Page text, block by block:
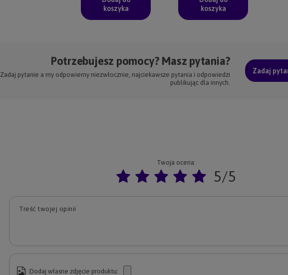
koszyka
koszyka
Potrzebujesz pomocy? Masz pytania?
Zadaj pytanie a my odpowiemy niezwłocznie, najciekawsze pytania i odpowiedzi
publikując dla innych.
Zadaj
Twoja ocena:
5/5
Treść twojej opinii
Dodaj własne zdjęcie produktu: